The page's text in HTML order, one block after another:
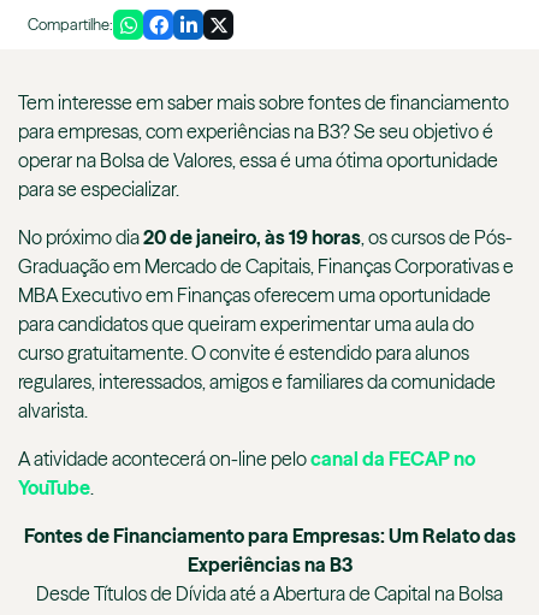
Compartilhe:
Tem interesse em saber mais sobre fontes de financiamento
para empresas, com experiências na B3? Se seu objetivo é
operar na Bolsa de Valores, essa é uma ótima oportunidade
para se especializar.
No próximo dia20 de janeiro, às 19 horas, os cursos de Pós-
Graduação em Mercado de Capitais, Finanças Corporativas e
MBA Executivo em Finanças oferecem uma oportunidade
para candidatos que queiram experimentar uma aula do
curso gratuitamente. O convite é estendido para alunos
regulares, interessados, amigos e familiares da comunidade
alvarista.
A atividade acontecerá on-line pelocanal da FECAP no
YouTube.
Fontes de Financiamento para Empresas: Um Relato das
Experiências na B3
Desde Títulos de Dívida até a Abertura de Capital na Bolsa